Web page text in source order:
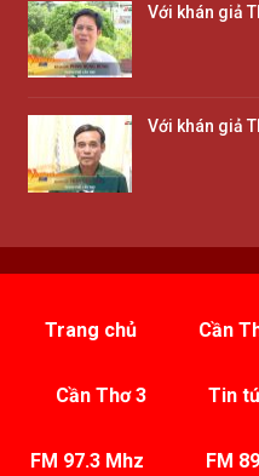
Với khán giả
Với khán giả
Trang chủ Cần
Cần Thơ 3 Tin
FM 97.3 Mhz FM